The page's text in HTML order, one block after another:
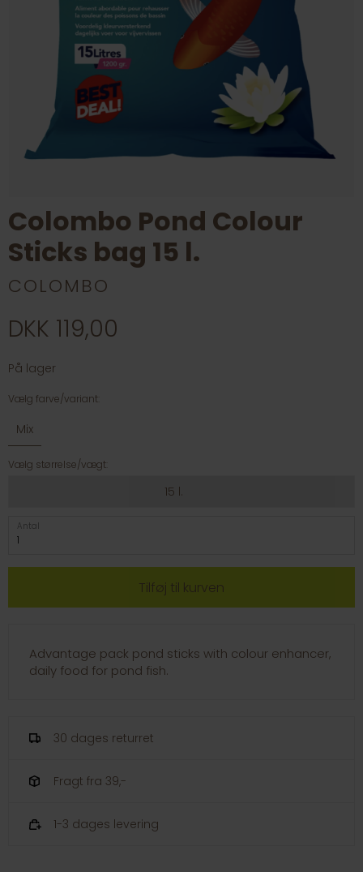
Colombo Pond Colour
Sticks bag 15 l.
COLOMBO
DKK 119,00
På lager
Vælg farve/variant:
Mix
Vælg størrelse/vægt:
15 l.
Antal
Advantage pack pond sticks with colour enhancer,
daily food for pond fish.
30 dages returret
Fragt fra 39,-
1-3 dages levering